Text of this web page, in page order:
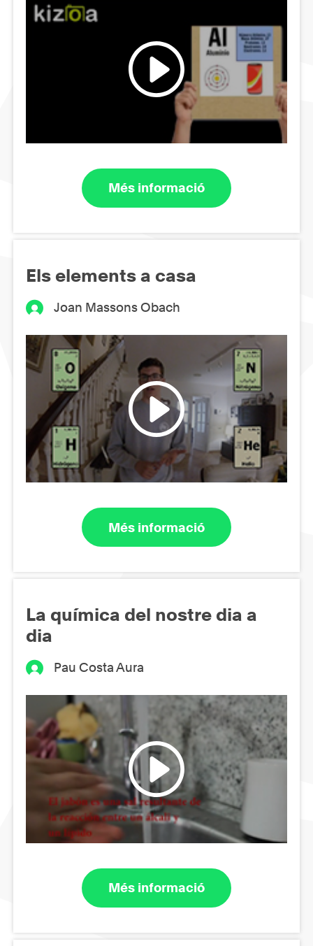
Més informació
Els elements a casa
Joan Massons Obach
Més informació
La química del nostre dia a
dia
Pau Costa Aura
Més informació